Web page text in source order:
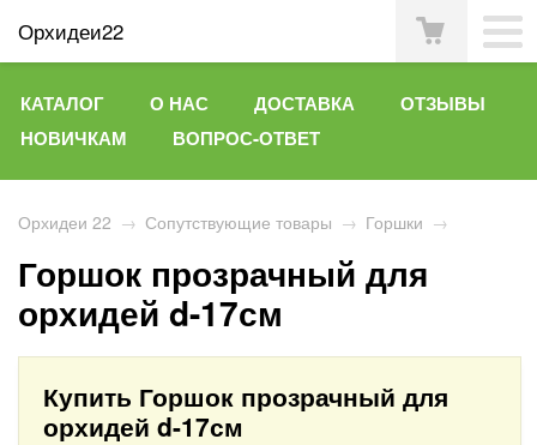
Орхидеи22
КАТАЛОГ О НАС ДОСТАВКА
ОТЗЫВЫ
НОВИЧКАМ
ВОПРОС-ОТВЕТ
Орхидеи 22 → Сопутствующие товары → Горшки →
Горшок прозрачный для
орхидей d-17см
Купить Горшок прозрачный для
орхидей d-17см